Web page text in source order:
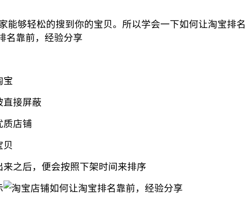
够轻松的搜到你的宝贝。所以学会一下如何让淘宝排
接屏蔽
店铺
之后，便会按照下架时间来排序